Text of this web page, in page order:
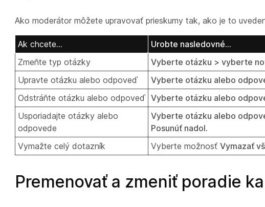
Ako moderátor môžete upravovať prieskumy tak, ako je to
Ak chcete…
Urobte nasledovné…
Zmeňte typ otázky
Vyberte otázku > vyberte
Upravte otázku alebo odpoveď
Vyberte otázku alebo
Odstráňte otázku alebo odpoveď Vyberte otázku alebo
Usporiadajte otázky alebo
odpovede
Vyberte otázku alebo
Posunúť nadol.
Vymažte celý dotazník
Vyberte možnosť Vymazať
Premenovať a zmeniť poradie